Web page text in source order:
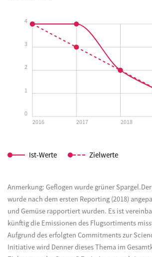
2016 2017 2018
0
1
2
3
4
Ist-Werte Zielwerte
Anmerkung: Geflogen wurde grüner
wurde nach dem ersten Reporting (2018)
und Gemüse rapportiert wurden. Es ist
künftig die Emissionen des Flugsortiments
Aufgrund des erfolgten Commitments zur
Initiative wird Denner dieses Thema im